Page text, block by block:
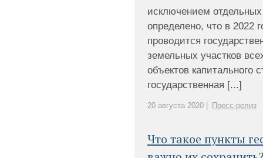
исключением
определено, что в 2022
проводится
земельных участков
объектов капитального
государственная [...]
20 августа 2020 | Пресс-релиз
Что такое пункты